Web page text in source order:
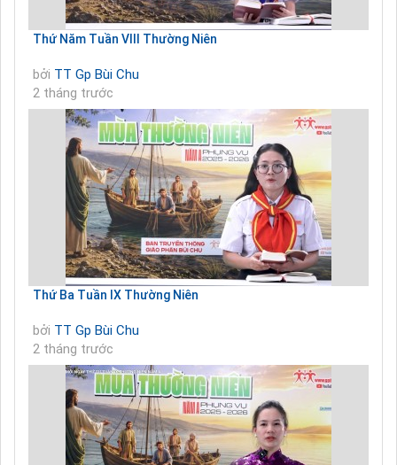
Thứ Năm Tuần VIII Thường Niên
bởi TT Gp Bùi Chu
2 tháng trước
Thứ Ba Tuần IX Thường Niên
bởi TT Gp Bùi Chu
2 tháng trước